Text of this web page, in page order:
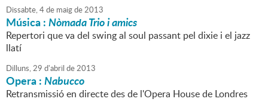
Dissabte,4de maigde2013
Música :Nòmada Trio i amics
Repertori que va del swing al soul passant pel dixie i el jazz
llatí
Dilluns,29 d'abril de2013
Opera :Nabucco
Retransmissió en directe des de l'Opera House de Londres